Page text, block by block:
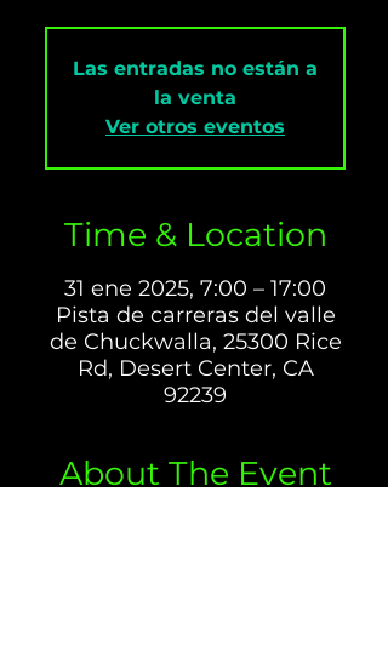
Las entradas no están a
la venta
Ver otros eventos
Time & Location
31 ene 2025, 7:00 – 17:00
Pista de carreras del valle
de Chuckwalla, 25300 Rice
Rd, Desert Center, CA
92239
About The Event